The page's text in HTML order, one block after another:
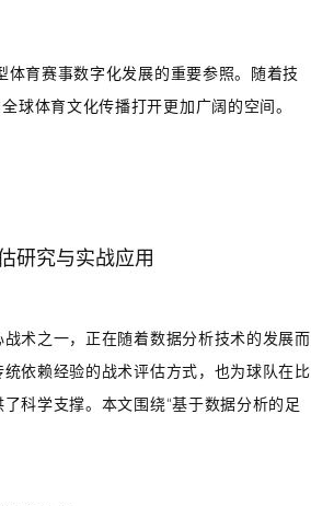
育赛事数字化发展的重要参照。随着技
球体育文化传播打开更加广阔的空间。
研究与实战应用
术之一，正在随着数据分析技术的发展而
依赖经验的战术评估方式，也为球队在比
科学支撑。本文围绕“基于数据分析的足